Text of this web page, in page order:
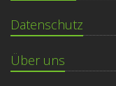
Datenschutz
Über uns